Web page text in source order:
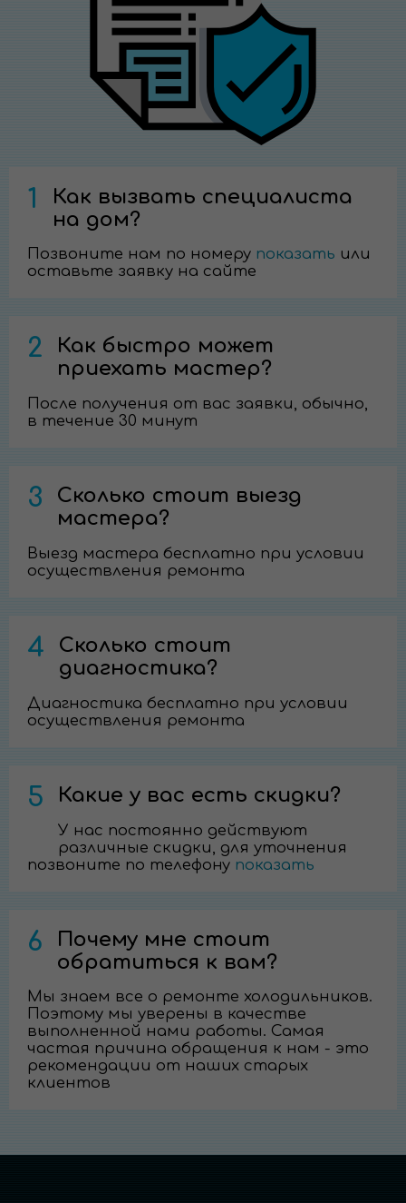
1
Как вызвать специалиста
на дом?
Позвоните нам по номеру показать или
оставьте заявку на сайте
2
Как быстро может
приехать мастер?
После получения от вас заявки, обычно,
в течение 30 минут
3
Сколько стоит выезд
мастера?
Выезд мастера бесплатно при условии
осуществления ремонта
4
Сколько стоит
диагностика?
Диагностика бесплатно при условии
осуществления ремонта
5 Какие у вас есть скидки?
У нас постоянно действуют
различные скидки, для уточнения
позвоните по телефону показать
6
Почему мне стоит
обратиться к вам?
Мы знаем все о ремонте холодильников.
Поэтому мы уверены в качестве
выполненной нами работы. Самая
частая причина обращения к нам - это
рекомендации от наших старых
клиентов